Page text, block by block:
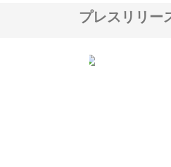
プレスリリー
と名古屋で